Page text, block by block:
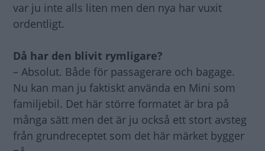
var ju inte alls liten men den nya har vuxit
ordentligt.
Då har den blivit rymligare?
– Absolut. Både för passagerare och bagage.
Nu kan man ju faktiskt använda en Mini som
familjebil. Det här större formatet är bra på
många sätt men det är ju också ett stort avsteg
från grundreceptet som det här märket bygger